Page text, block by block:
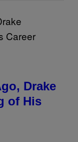
Drake
of His